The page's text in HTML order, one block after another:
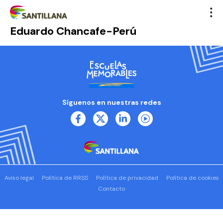
Eduardo Chancafe-Perú
Síguenos en nuestras redes
Aviso legal Política de RRSS Política de privacidad
Política de cookies
Contacto